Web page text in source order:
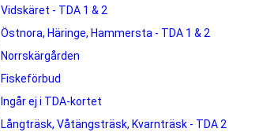
Vidskäret - TDA 1 & 2
Östnora, Häringe, Hammersta - TDA 1 & 2
Norrskärgården
Fiskeförbud
Ingår ej i TDA-kortet
Långträsk, Våtängsträsk, Kvarnträsk - TDA 2